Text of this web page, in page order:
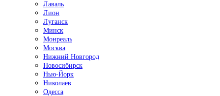
Лаваль
Лион
Луганск
Минск
Монреаль
Москва
Нижний Новгород
Новосибирск
Нью-Йорк
Николаев
Одесса